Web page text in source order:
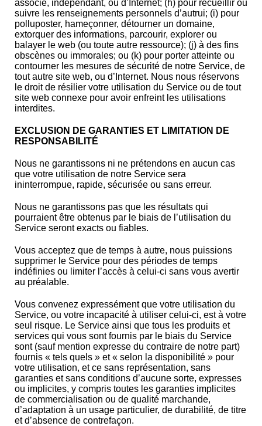
associé, indépendant, ou d’Internet; (h) pour recueillir ou
suivre les renseignements personnels d’autrui; (i) pour
polluposter, hameçonner, détourner un domaine,
extorquer des informations, parcourir, explorer ou
balayer le web (ou toute autre ressource); (j) à des fins
obscènes ou immorales; ou (k) pour porter atteinte ou
contourner les mesures de sécurité de notre Service, de
tout autre site web, ou d’Internet. Nous nous réservons
le droit de résilier votre utilisation du Service ou de tout
site web connexe pour avoir enfreint les utilisations
interdites.
EXCLUSION DE GARANTIES ET LIMITATION DE
RESPONSABILITÉ
Nous ne garantissons ni ne prétendons en aucun cas
que votre utilisation de notre Service sera
ininterrompue, rapide, sécurisée ou sans erreur.
Nous ne garantissons pas que les résultats qui
pourraient être obtenus par le biais de l’utilisation du
Service seront exacts ou fiables.
Vous acceptez que de temps à autre, nous puissions
supprimer le Service pour des périodes de temps
indéfinies ou limiter l’accès à celui-ci sans vous avertir
au préalable.
Vous convenez expressément que votre utilisation du
Service, ou votre incapacité à utiliser celui-ci, est à votre
seul risque. Le Service ainsi que tous les produits et
services qui vous sont fournis par le biais du Service
sont (sauf mention expresse du contraire de notre part)
fournis « tels quels » et « selon la disponibilité » pour
votre utilisation, et ce sans représentation, sans
garanties et sans conditions d’aucune sorte, expresses
ou implicites, y compris toutes les garanties implicites
de commercialisation ou de qualité marchande,
d’adaptation à un usage particulier, de durabilité, de titre
et d’absence de contrefaçon.